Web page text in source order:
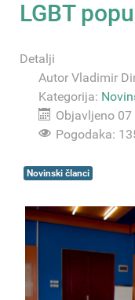
LGBT
Detalji
Autor Vladimir
Kategorija:
Objavljeno
Pogodaka:
Novinski članci